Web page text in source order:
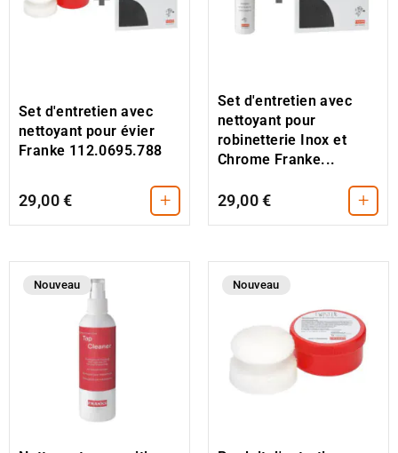
Set d'entretien avec
nettoyant pour évier
Franke 112.0695.788
29,00 € +
Set d'entretien avec
nettoyant pour
robinetterie Inox et
Chrome Franke...
29,00 € +
Nouveau Nouveau